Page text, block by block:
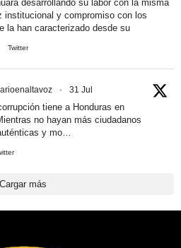
desarrollando su labor con la misma
institucional y compromiso con los
la han caracterizado desde su
Twitter
· 31 Jul
tiene a Honduras en
no hayan más ciudadanos
y mo…
Cargar más